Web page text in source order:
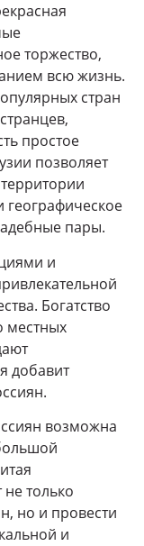
торжество,
всю жизнь.
стран
простое
позволяет
географическое
пары.
и
Богатство
местных
добавит
возможна
только
но и провести
и